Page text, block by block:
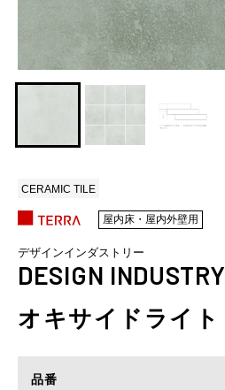
CERAMIC TILE
屋内床・屋内外壁用
デザインインダストリー
DESIGN INDUSTRY
オキサイドライト
品番